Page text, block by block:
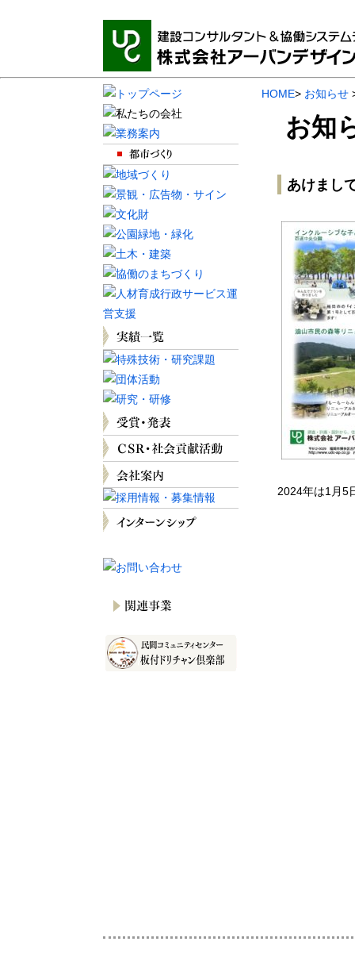
HOME> お知らせ
お知
あけまし
2024年は1月5